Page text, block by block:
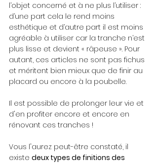
l’objet concerné et à ne plus l’utiliser :
d’une part cela le rend moins
esthétique et d’autre part il est moins
agréable à utiliser car la tranche n’est
plus lisse et devient « râpeuse ». Pour
autant, ces articles ne sont pas fichus
et méritent bien mieux que de finir au
placard ou encore à la poubelle.
Il est possible de prolonger leur vie et
d'en profiter encore et encore en
rénovant ces tranches !
Vous l'aurez peut-être constaté, il
existe deux types de finitions des